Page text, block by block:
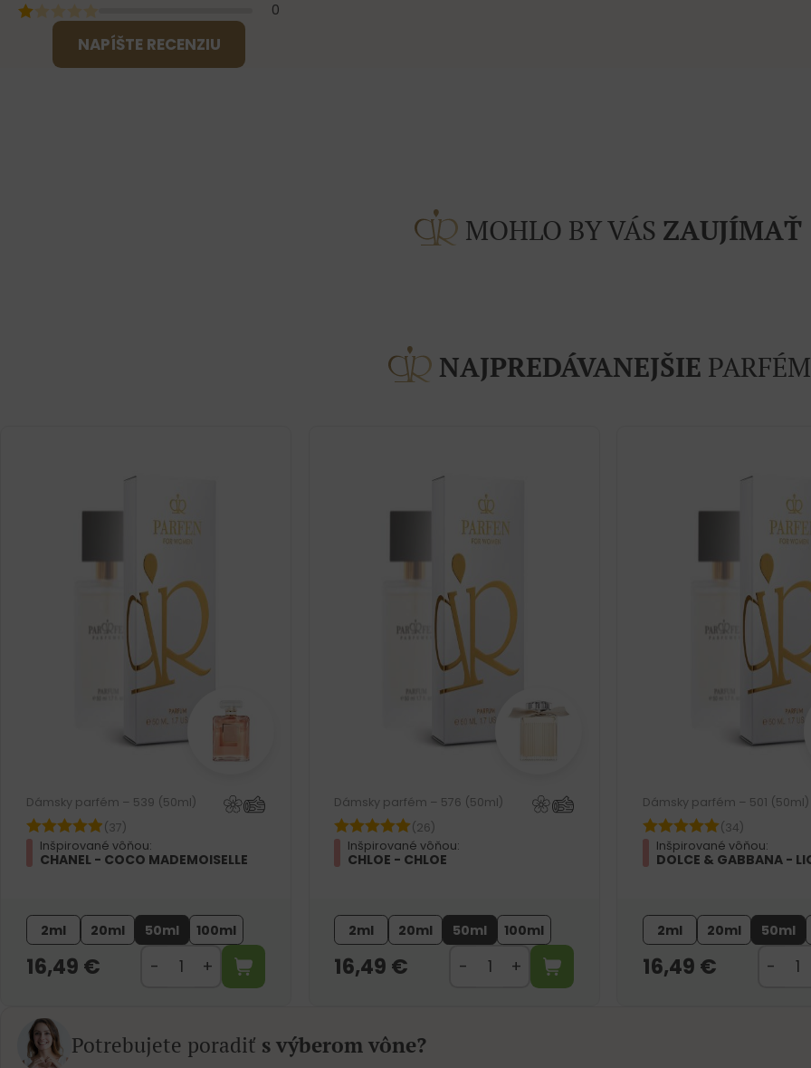
0
NAPÍŠTE RECENZIU
MOHLO BY VÁS ZAUJÍMAŤ
NAJPREDÁVANEJŠIE
Dámsky parfém – 539 (50ml)
(37)
Inšpirované vôňou:
CHANEL - COCO MADEMOISELLE
2ml 20ml 50ml 100ml
16,49 €
Dámsky parfém – 576 (50ml)
(26)
Inšpirované vôňou:
CHLOE - CHLOE
2ml 20ml 50ml 100ml
16,49 €
Dámsky parfém – 501 (50ml)
(34)
Inšpirované vôňou:
DOLCE & GABBANA -
2ml 20ml 50ml
16,49 €
Potrebujete poradiť s výberom vône?